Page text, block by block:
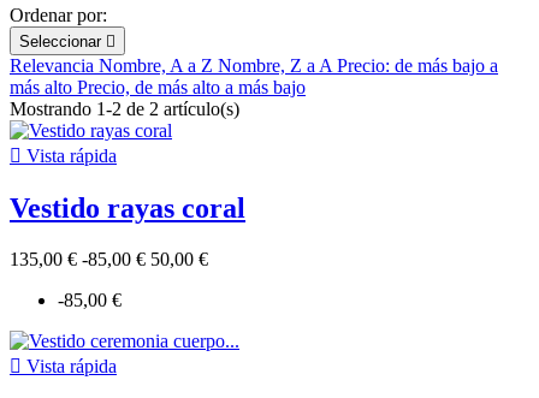
Ordenar por:
Seleccionar 
Relevancia Nombre, A a Z Nombre, Z a APrecio: de más bajo a
más alto Precio, de más alto a más bajo
Mostrando 1-2 de 2 artículo(s)
 Vista rápida
Vestido rayas coral
135,00 € -85,00 € 50,00 €
-85,00 €
 Vista rápida